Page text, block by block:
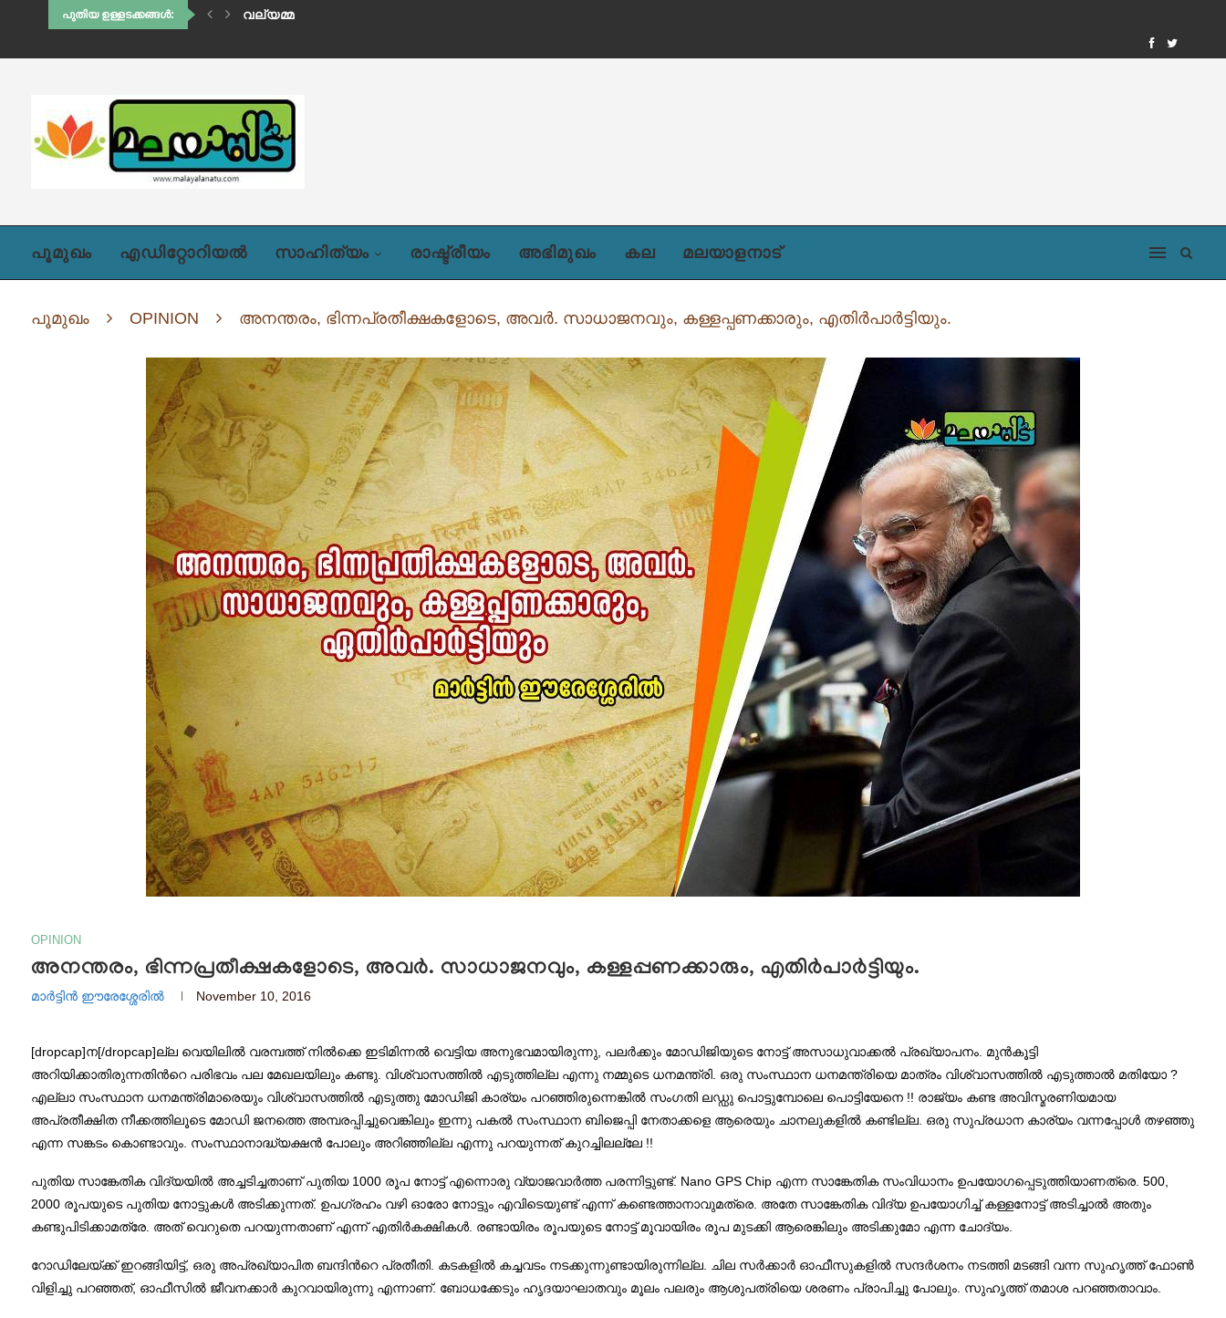
പുതിയ ഉള്ളടക്കങ്ങൾ: THE LONE WOLF
പൂമുഖം എഡിറ്റോറിയൽ സാഹിത്യം രാഷ്ട്രീയം അഭിമുഖം കല മലയാളനാട്
പൂമുഖം OPINION അനന്തരം, ഭിന്നപ്രതീക്ഷകളോടെ, അവര്‍. സാധാജനവും, കള്ളപ്പണക്കാരും, എതിര്‍പാര്‍ട്ടിയും.
OPINION
അനന്തരം, ഭിന്നപ്രതീക്ഷകളോടെ, അവര്‍. സാധാജനവും, കള്ളപ്പണക്കാരും, എതിര്‍പാര്‍ട്ടിയും.
മാര്‍ട്ടിന്‍ ഈരേശ്ശേരില്‍ November 10, 2016
[dropcap]ന[/dropcap]ല്ല വെയിലില്‍ വരമ്പത്ത് നില്‍ക്കെ ഇടിമിന്നല്‍ വെട്ടിയ അനുഭവമായിരുന്നു, പലര്‍ക്കും മോഡിജിയുടെ നോട്ട് അസാധുവാക്കല്‍ പ്രഖ്യാപനം. മുന്‍കൂട്ടി
അറിയിക്കാതിരുന്നതിന്‍റെ പരിഭവം പല മേഖലയിലും കണ്ടു. വിശ്വാസത്തില്‍ എടുത്തില്ല എന്നു നമ്മുടെ ധനമന്ത്രി. ഒരു സംസ്ഥാന ധനമന്ത്രിയെ മാത്രം വിശ്വാസത്തില്‍ എടുത്താല്‍ മതിയോ ?
എല്ലാ സംസ്ഥാന ധനമന്ത്രിമാരെയും വിശ്വാസത്തില്‍ എടുത്തു മോഡിജി കാര്യം പറഞ്ഞിരുന്നെങ്കില്‍ സംഗതി ലഡ്ഡു പൊട്ടുമ്പോലെ പൊട്ടിയേനെ !! രാജ്യം കണ്ട അവിസ്മരണിയമായ
അപ്രതീക്ഷിത നീക്കത്തിലൂടെ മോഡി ജനത്തെ അമ്പരപ്പിച്ചുവെങ്കിലും ഇന്നു പകല്‍ സംസ്ഥാന ബിജെപ്പി നേതാക്കളെ ആരെയും ചാനലുകളില്‍ കണ്ടില്ല. ഒരു സുപ്രധാന കാര്യം വന്നപ്പോള്‍ തഴഞ്ഞു
എന്ന സങ്കടം കൊണ്ടാവും. സംസ്ഥാനാദ്ധ്യക്ഷന്‍ പോലും അറിഞ്ഞില്ല എന്നു പറയുന്നത് കുറച്ചിലല്ലേ !!
പുതിയ സാങ്കേതിക വിദ്യയില്‍ അച്ചടിച്ചതാണ് പുതിയ 1000 രൂപ നോട്ട് എന്നൊരു വ്യാജവാര്‍ത്ത പരന്നിട്ടുണ്ട്. Nano GPS Chip എന്ന സാങ്കേതിക സംവിധാനം ഉപയോഗപ്പെടുത്തിയാണത്രെ. 500,
2000 രൂപയുടെ പുതിയ നോട്ടുകൾ അടിക്കുന്നത്. ഉപഗ്രഹം വഴി ഓരോ നോട്ടും എവിടെയുണ്ട് എന്ന് കണ്ടെത്താനാവുമത്രെ. അതേ സാങ്കേതിക വിദ്യ ഉപയോഗിച്ച് കള്ളനോട്ട് അടിച്ചാല്‍ അതും
കണ്ടുപിടിക്കാമത്രേ. അത് വെറുതെ പറയുന്നതാണ് എന്ന് എതിര്‍കക്ഷികള്‍. രണ്ടായിരം രൂപയുടെ നോട്ട് മൂവായിരം രൂപ മുടക്കി ആരെങ്കിലും അടിക്കുമോ എന്ന ചോദ്യം.
റോഡിലേയ്ക്ക് ഇറങ്ങിയിട്ട്, ഒരു അപ്രഖ്യാപിത ബന്ദിന്‍റെ പ്രതീതി. കടകളില്‍ കച്ചവടം നടക്കുന്നുണ്ടായിരുന്നില്ല. ചില സര്‍ക്കാര്‍ ഓഫീസുകളില്‍ സന്ദര്‍ശനം നടത്തി മടങ്ങി വന്ന സുഹൃത്ത് ഫോണ്‍
വിളിച്ചു പറഞ്ഞത്, ഓഫീസില്‍ ജീവനക്കാര്‍ കുറവായിരുന്നു എന്നാണ്. ബോധക്കേടും ഹൃദയാഘാതവും മൂലം പലരും ആശുപത്രിയെ ശരണം പ്രാപിച്ചു പോലും. സുഹൃത്ത് തമാശ പറഞ്ഞതാവാം.